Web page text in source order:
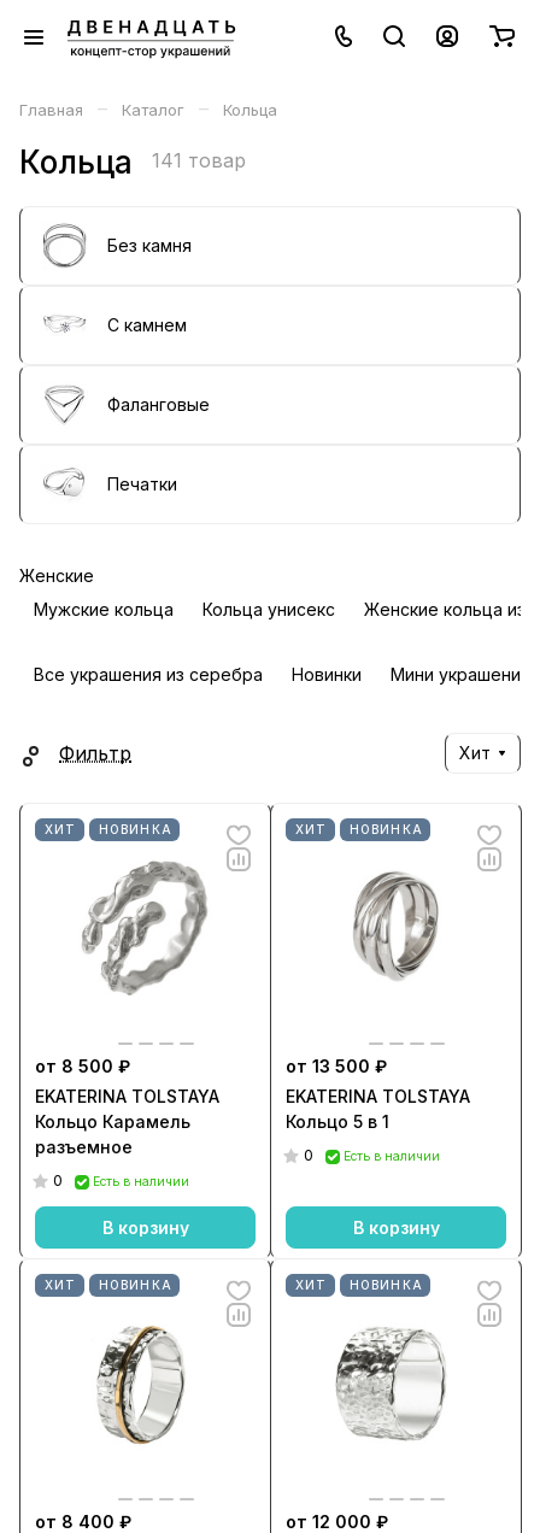
Главная – Каталог – Кольца
Кольца 141 товар
Без камня
С камнем
Фаланговые
Печатки
Женские
Мужские кольца
Кольца унисекс Женские кольца из
Все украшения из серебра Новинки Мини украшения
Фильтр Хит
ХИТ НОВИНКА
от 8 500 ₽
EKATERINA TOLSTAYA
Кольцо Карамель
разъемное
0 Есть в наличии
В корзину
ХИТ НОВИНКА
от 13 500 ₽
EKATERINA TOLSTAYA
Кольцо 5 в 1
0 Есть в наличии
В корзину
ХИТ НОВИНКА
от 8 400 ₽
ХИТ НОВИНКА
от 12 000 ₽